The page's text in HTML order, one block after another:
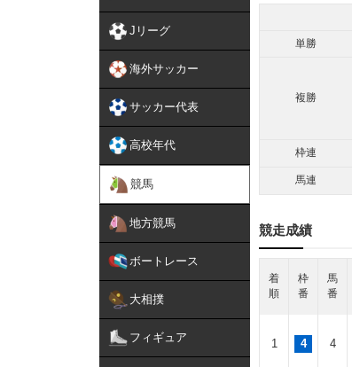
Jリーグ
海外サッカー
サッカー代表
高校年代
競馬
地方競馬
ボートレース
大相撲
フィギュア
単勝
複勝
枠連
馬連
競走成績
着
順
枠
番
馬
番
1 4 4